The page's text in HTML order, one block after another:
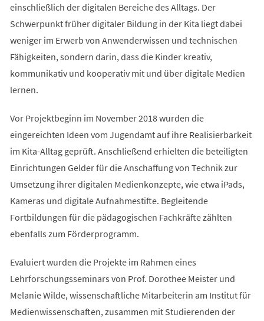
einschließlich der digitalen Bereiche des Alltags. Der
Schwerpunkt früher digitaler Bildung in der Kita liegt dabei
weniger im Erwerb von Anwenderwissen und technischen
Fähigkeiten, sondern darin, dass die Kinder kreativ,
kommunikativ und kooperativ mit und über digitale Medien
lernen.
Vor Projektbeginn im November 2018 wurden die
eingereichten Ideen vom Jugendamt auf ihre Realisierbarkeit
im Kita-Alltag geprüft. Anschließend erhielten die beteiligten
Einrichtungen Gelder für die Anschaffung von Technik zur
Umsetzung ihrer digitalen Medienkonzepte, wie etwa iPads,
Kameras und digitale Aufnahmestifte. Begleitende
Fortbildungen für die pädagogischen Fachkräfte zählten
ebenfalls zum Förderprogramm.
Evaluiert wurden die Projekte im Rahmen eines
Lehrforschungsseminars von Prof. Dorothee Meister und
Melanie Wilde, wissenschaftliche Mitarbeiterin am Institut für
Medienwissenschaften, zusammen mit Studierenden der